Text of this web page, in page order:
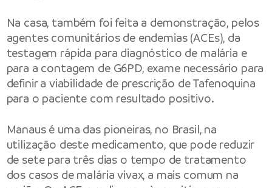
Na casa, também foi feita a demonstração, pelos
agentes comunitários de endemias (ACEs), da
testagem rápida para diagnóstico de malária e
para a contagem de G6PD, exame necessário para
definir a viabilidade de prescrição de Tafenoquina
para o paciente com resultado positivo.
Manaus é uma das pioneiras, no Brasil, na
utilização deste medicamento, que pode reduzir
de sete para três dias o tempo de tratamento
dos casos de malária vivax, a mais comum na